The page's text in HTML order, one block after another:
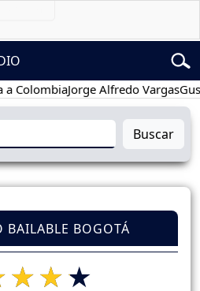
Jorge Alfredo VargasGustavo
Buscar
BAILABLE BOGOTÁ